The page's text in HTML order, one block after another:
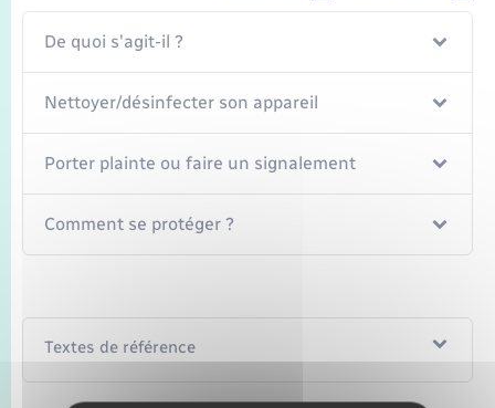
Voirie et espace public
De quoi s'agit-il ?
Nettoyer/désinfecter son appareil
Porter plainte ou faire un signalement
Comment se protéger ?
Textes de référence